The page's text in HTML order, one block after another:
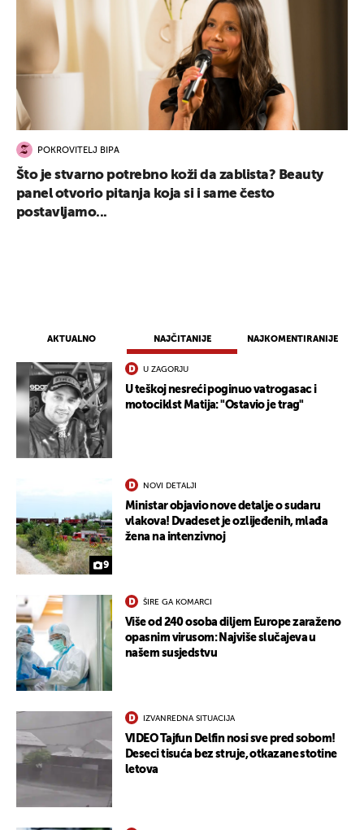
AKTUALNO NAJČITANIJE NAJKOMENTIRANIJE
U ZAGORJU
U teškoj nesreći poginuo vatrogasac i
motociklst Matija: "Ostavio je trag"
9
NOVI DETALJI
Ministar objavio nove detalje o sudaru
vlakova! Dvadeset je ozlijeđenih, mlađa
žena na intenzivnoj
ŠIRE GA KOMARCI
Više od 240 osoba diljem Europe zaraženo
opasnim virusom: Najviše slučajeva u
našem susjedstvu
IZVANREDNA SITUACIJA
VIDEO Tajfun Delfin nosi sve pred sobom!
Deseci tisuća bez struje, otkazane stotine
letova
POKROVITELJ BIPA
Što je stvarno potrebno koži da zablista? Beauty
panel otvorio pitanja koja si i same često
postavljamo...